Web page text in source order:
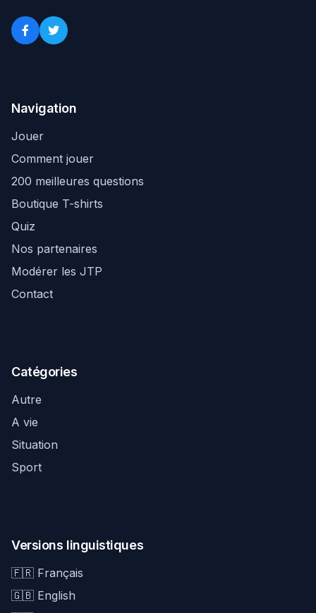
Navigation
Jouer
Comment jouer
200 meilleures questions
Boutique T-shirts
Quiz
Nos partenaires
Modérer les JTP
Contact
Catégories
Autre
A vie
Situation
Sport
Versions linguistiques
🇫🇷 Français
🇬🇧 English